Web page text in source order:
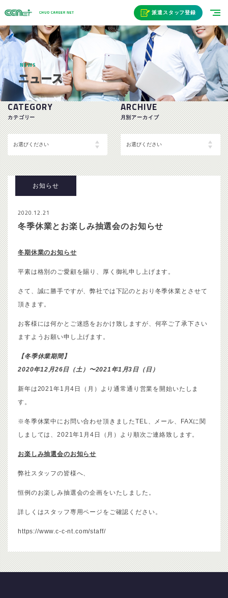
派遣スタッフ登録
NEWS
ニュース
CATEGORY
カテゴリー
ARCHIVE
月別アーカイブ
お知らせ
2020.12.21
冬季休業とお楽しみ抽選会のお知らせ
冬期休業のお知らせ
平素は格別のご愛顧を賜り、厚く御礼申し上げます。
さて、誠に勝手ですが、弊社では下記のとおり冬季休業とさせて
頂きます。
お客様には何かとご迷惑をおかけ致しますが、何卒ご了承下さい
ますようお願い申し上げます。
【冬季休業期間】
2020年12月26日（土）〜2021 年1月3 日（日）
新年は2021年1月4日（月）より通常通り営業を開始いたしま
す。
※冬季休業中にお問い合わせ頂きましたTEL、メール、FAXに関
しましては、2021年1月4日（月）より順次ご連絡致します。
お楽しみ抽選会のお知らせ
弊社スタッフの皆様へ、
恒例のお楽しみ抽選会の企画をいたしました。
詳しくはスタッフ専用ページをご確認ください。
https://www.c-c-nt.com/staff/